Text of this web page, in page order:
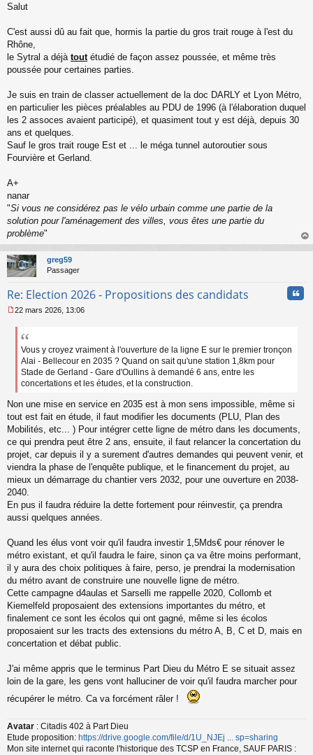
e
s
g
e
n
n
u
Salut
C'est aussi dû au fait que, hormis la partie du gros trait rouge à l'est du
Rhône,
le Sytral a déjà tout étudié de façon assez poussée, et même très
poussée pour certaines parties.
Je suis en train de classer actuellement de la doc DARLY et Lyon Métro,
en particulier les pièces préalables au PDU de 1996 (à l'élaboration duquel
les 2 assoces avaient participé), et quasiment tout y est déjà, depuis 30
ans et quelques.
Sauf le gros trait rouge Est et ... le méga tunnel autoroutier sous
Fourvière et Gerland.
A+
nanar
"Si vous ne considérez pas le vélo urbain comme une partie de la
solution pour l'aménagement des villes, vous êtes une partie du
problème"
au
greg59
Passager
Re: Election 2026 - Propositions des candidats
e
n
o
l
u
22 mars 2026, 13:06
Vous y croyez vraiment à l'ouverture de la ligne E sur le premier tronçon
Alai - Bellecour en 2035 ? Quand on sait qu'une station 1,8km pour
Stade de Gerland - Gare d'Oullins à demandé 6 ans, entre les
concertations et les études, et la construction.
Non une mise en service en 2035 est à mon sens impossible, même si
tout est fait en étude, il faut modifier les documents (PLU, Plan des
Mobilités, etc... ) Pour intégrer cette ligne de métro dans les documents,
ce qui prendra peut être 2 ans, ensuite, il faut relancer la concertation du
projet, car depuis il y a surement d'autres demandes qui peuvent venir, et
viendra la phase de l'enquête publique, et le financement du projet, au
mieux un démarrage du chantier vers 2032, pour une ouverture en 2038-
2040.
En pus il faudra réduire la dette fortement pour réinvestir, ça prendra
aussi quelques années.
Quand les élus vont voir qu'il faudra investir 1,5Mds€ pour rénover le
métro existant, et qu'il faudra le faire, sinon ça va être moins performant,
il y aura des choix politiques à faire, perso, je prendrai la modernisation
du métro avant de construire une nouvelle ligne de métro.
Cette campagne d4aulas et Sarselli me rappelle 2020, Collomb et
Kiemelfeld proposaient des extensions importantes du métro, et
finalement ce sont les écolos qui ont gagné, même si les écolos
proposaient sur les tracts des extensions du métro A, B, C et D, mais en
concertation et débat public.
J'ai même appris que le terminus Part Dieu du Métro E se situait assez
loin de la gare, les gens vont halluciner de voir qu'il faudra marcher pour
récupérer le métro. Ca va forcément râler !
Avatar : Citadis 402 à Part Dieu
Etude proposition: https://drive.google.com/file/d/1U_NJEj ... sp=sharing
Mon site internet qui raconte l'historique des TCSP en France, SAUF PARIS :